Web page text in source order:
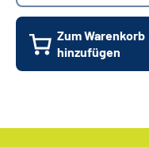
Zum Warenkorb
hinzufügen